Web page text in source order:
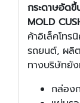
กระดาษอัดขึ้
MOLD
ค้าอิเล็คโท
รถยนต์, ผลิ
ทางบริษัทยั
กล่อง